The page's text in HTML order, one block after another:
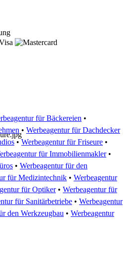
für Bäckereien •
• Werbeagentur für Dachdecker
• Werbeagentur für Friseure •
für Immobilienmakler•
• Werbeagentur für den
für Medizintechnik • Werbeagentur
für Optiker• Werbeagentur für
für Sanitärbetriebe • Werbeagentur
den Werkzeugbau • Werbeagentur